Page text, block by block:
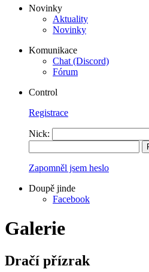
Novinky
Aktuality
Novinky
Komunikace
Chat (Discord)
Fórum
Control
Registrace
Nick:
Zapomněl jsem heslo
Doupě jinde
Facebook
Galerie
Dračí přízrak